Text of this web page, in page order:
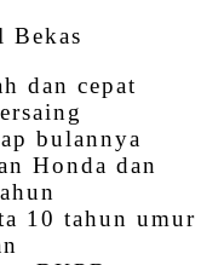
dan cepat
bulannya
Honda dan
10 tahun umur